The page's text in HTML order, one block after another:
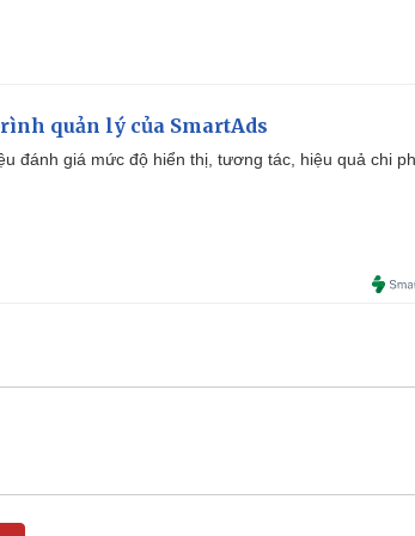
quản lý của SmartAds
đánh giá mức độ hiển thị, tương tác, hiệu quả chi